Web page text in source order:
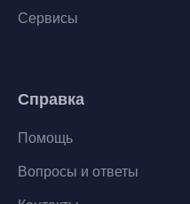
Сервисы
Справка
Помощь
Вопросы и ответы